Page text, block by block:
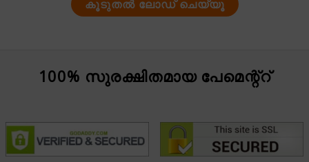
കൂടുതൽ ലോഡ് ചെയ്യൂ
100% സുരക്ഷിതമായ പേമെന്റ്റ്